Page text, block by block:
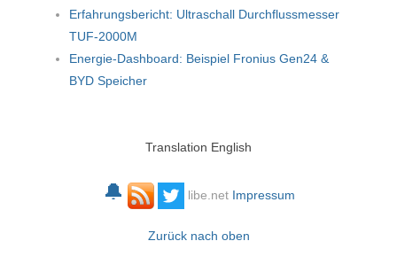
Erfahrungsbericht: Ultraschall Durchflussmesser
TUF-2000M
Energie-Dashboard: Beispiel Fronius Gen24 &
BYD Speicher
Translation English
🔔 libe.net Impressum
Zurück nach oben